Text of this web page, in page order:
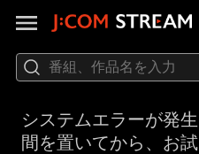
システムエラーが発
間を置いてから、お